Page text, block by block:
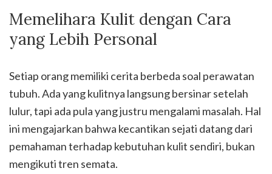
Memelihara Kulit dengan Cara
yang Lebih Personal
Setiap orang memiliki cerita berbeda soal perawatan
tubuh. Ada yang kulitnya langsung bersinar setelah
lulur, tapi ada pula yang justru mengalami masalah. Hal
ini mengajarkan bahwa kecantikan sejati datang dari
pemahaman terhadap kebutuhan kulit sendiri, bukan
mengikuti tren semata.